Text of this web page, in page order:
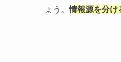
ょう。情報源を分け